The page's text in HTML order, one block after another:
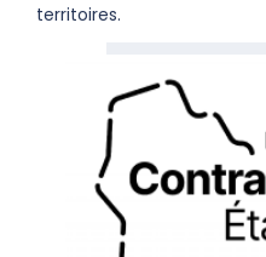
territoires.